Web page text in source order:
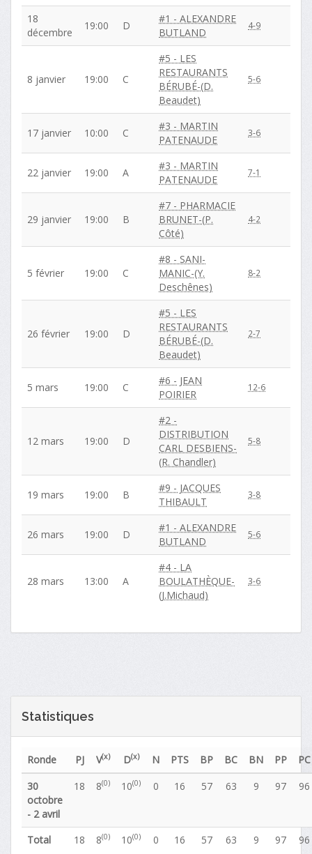
18
décembre
19:00 D
#1 - ALEXANDRE
BUTLAND
4-9
8 janvier 19:00 C
#5 - LES
RESTAURANTS
BÉRUBÉ-(D.
Beaudet)
5-6
17 janvier 10:00 C
#3 - MARTIN
PATENAUDE
3-6
22 janvier 19:00 A
#3 - MARTIN
PATENAUDE
7-1
29 janvier 19:00 B
#7 - PHARMACIE
BRUNET-(P.
Côté)
4-2
5 février 19:00 C
#8 - SANI-
MANIC-(Y.
Deschênes)
8-2
26 février 19:00 D
#5 - LES
RESTAURANTS
BÉRUBÉ-(D.
Beaudet)
2-7
5 mars 19:00 C
#6 - JEAN
POIRIER
12-6
12 mars 19:00 D
#2 -
DISTRIBUTION
CARL DESBIENS-
(R. Chandler)
5-8
19 mars 19:00 B
#9 - JACQUES
THIBAULT
3-8
26 mars 19:00 D
#1 - ALEXANDRE
BUTLAND
5-6
28 mars 13:00 A
#4 - LA
BOULATHÈQUE-
(J.Michaud)
3-6
Statistiques
Ronde PJ V(x) D(x) N PTS BP BC BN PP
PC
30
octobre
- 2 avril
18 8(0) 10(0) 0 16 57 63 9 97 96
Total 18 8(0) 10(0) 0 16 57 63 9 97 96